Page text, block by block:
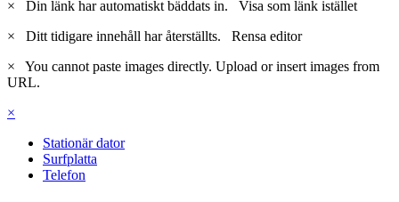
×
Din länk har automatiskt bäddats in. Visa som länk istället
×
Ditt tidigare innehåll har återställts. Rensa editor
×
You cannot paste images directly. Upload or insert images from
URL.
×
Stationär dator
Surfplatta
Telefon